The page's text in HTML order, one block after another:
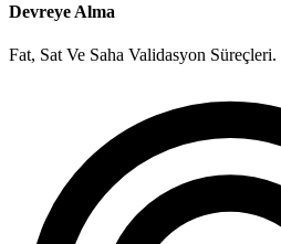
Devreye Alma
Fat, Sat Ve Saha Validasyon Süreçleri.